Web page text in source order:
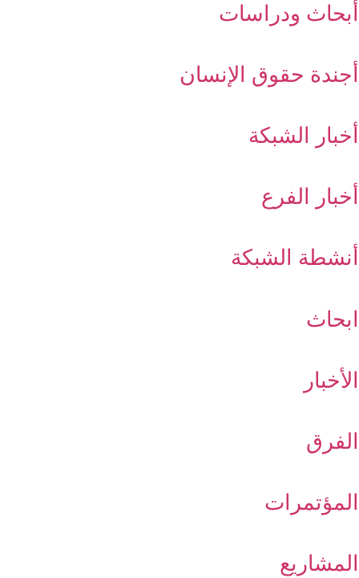
أبحاث ودراسات
أجندة حقوق الإنسان
أخبار الشبكة
أخبار الفرع
أنشطة الشبكة
ابحاث
الأخبار
الفرق
المؤتمرات
المشاريع